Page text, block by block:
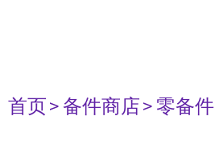
首页> 备件商店> 零备件